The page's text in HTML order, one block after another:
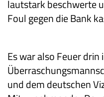
lautstark beschwerte
Foul gegen die Bank
Es war also Feuer
und dem deutschen